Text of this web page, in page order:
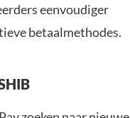
eenvoudiger
betaalmethodes.